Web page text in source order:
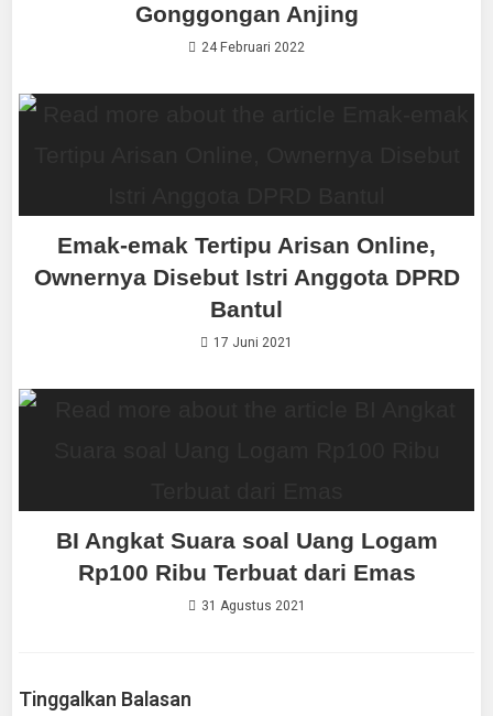
Gonggongan Anjing
24 Februari 2022
Emak-emak Tertipu Arisan Online,
Ownernya Disebut Istri Anggota DPRD
Bantul
17 Juni 2021
BI Angkat Suara soal Uang Logam
Rp100 Ribu Terbuat dari Emas
31 Agustus 2021
Tinggalkan Balasan